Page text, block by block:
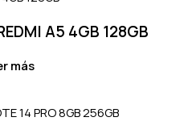
A5 4GB 128GB
más